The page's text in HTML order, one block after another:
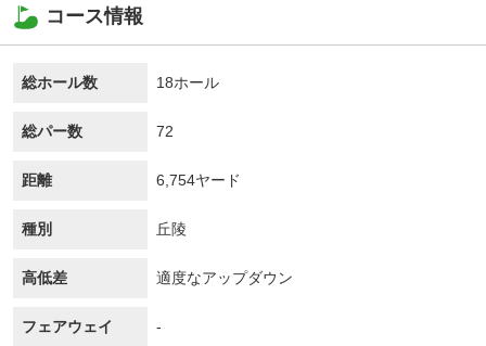
コース情報
総ホール数 18ホール
総パー数 72
距離 6,754ヤード
種別 丘陵
高低差 適度なアップダウン
フェアウェイ -